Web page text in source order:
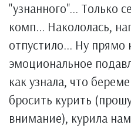
"узнанного"... Только
комп... Накололась,
отпустило... Ну прямо
эмоциональное
как узнала, что
бросить курить
внимание), курила